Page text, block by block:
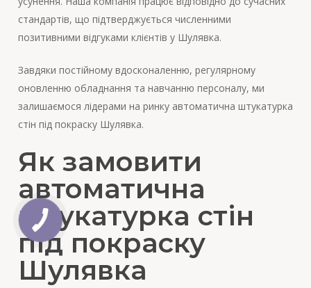
стандартів, що підтверджується численними
позитивними відгуками клієнтів у Шулявка.
Завдяки постійному вдосконаленню, регулярному
оновленню обладнання та навчанню персоналу, ми
залишаємося лідерами на ринку автоматична штукатурка
стін під покраску Шулявка.
Як замовити
автоматична
штукатурка стін
під покраску
Шулявка